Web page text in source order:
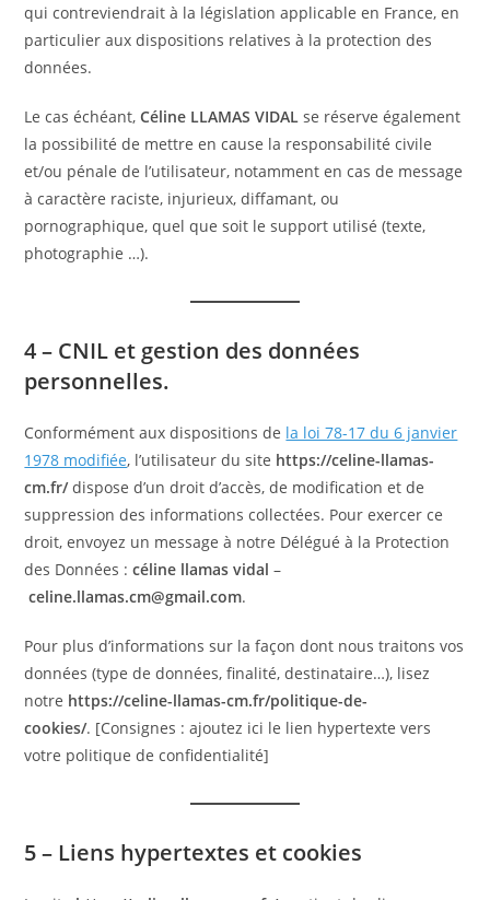
qui contreviendrait à la législation applicable en France, en
particulier aux dispositions relatives à la protection des
données.
Le cas échéant,Céline LLAMAS VIDAL se réserve également
la possibilité de mettre en cause la responsabilité civile
et/ou pénale de l’utilisateur, notamment en cas de message
à caractère raciste, injurieux, diffamant, ou
pornographique, quel que soit le support utilisé (texte,
photographie …).
4 – CNIL et gestion des données
personnelles.
Conformément aux dispositions de la loi 78-17 du 6 janvier
1978 modifiée, l’utilisateur du site https://celine-llamas-
cm.fr/dispose d’un droit d’accès, de modification et de
suppression des informations collectées. Pour exercer ce
droit, envoyez un message à notre Délégué à la Protection
des Données :céline llamas vidal –
celine.llamas.cm@gmail.com.
Pour plus d’informations sur la façon dont nous traitons vos
données (type de données, finalité, destinataire…), lisez
notre https://celine-llamas-cm.fr/politique-de-
cookies/. [Consignes : ajoutez ici le lien hypertexte vers
votre politique de confidentialité]
5 – Liens hypertextes et cookies